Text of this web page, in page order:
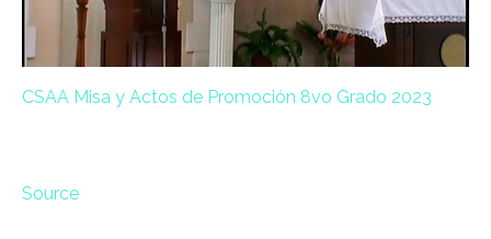
CSAA Misa y Actos de Promoción 8vo Grado 2023
Source